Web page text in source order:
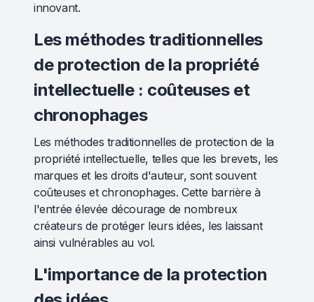
innovant.
Les méthodes traditionnelles
de protection de la propriété
intellectuelle : coûteuses et
chronophages
Les méthodes traditionnelles de protection de la
propriété intellectuelle, telles que les brevets, les
marques et les droits d'auteur, sont souvent
coûteuses et chronophages. Cette barrière à
l'entrée élevée décourage de nombreux
créateurs de protéger leurs idées, les laissant
ainsi vulnérables au vol.
L'importance de la protection